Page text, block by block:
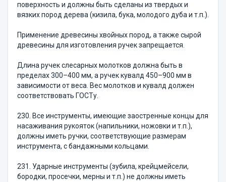
поверхность и должны быть сделаны из твердых и
вязких пород дерева (кизила, бука, молодого дуба и т.п.).
Применение древесины хвойных пород, а также сырой
древесины для изготовления ручек запрещается.
Длина ручек слесарных молотков должна быть в
пределах 300–400 мм, а ручек кувалд 450–900 мм в
зависимости от веса. Вес молотков и кувалд должен
соответствовать ГОСТу.
230. Все инструменты, имеющие заостренные концы для
насаживания рукояток (напильники, ножовки и т.п.),
должны иметь ручки, соответствующие размерам
инструмента, с бандажными кольцами.
231. Ударные инструменты (зубила, крейцмейсели,
бородки, просечки, мерны и т.п.) не должны иметь